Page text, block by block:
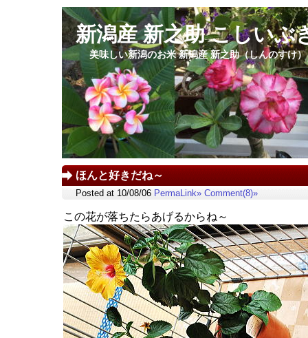
新潟産 新之助 こしいぶ
美味しい新潟のお米 新潟産 新之助（しんのすけ
ほんと好きだね～
Posted at 10/08/06 PermaLink» Comment(8)»
この花が落ちたらあげるからね～